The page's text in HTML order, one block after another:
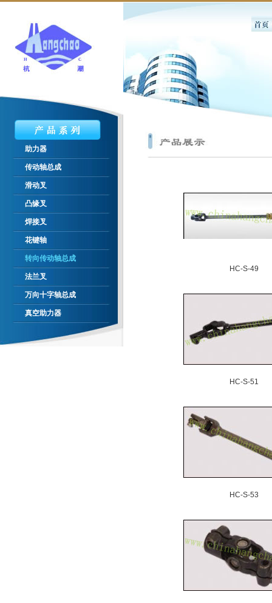
助力器
传动轴总成
滑动叉
凸缘叉
焊接叉
花键轴
转向传动轴总成
法兰叉
万向十字轴总成
真空助力器
HC-S-49
HC-S-51
HC-S-53